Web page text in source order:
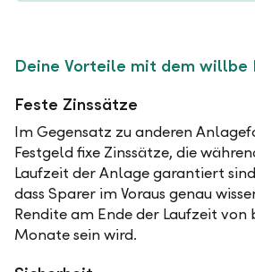
Deine Vorteile mit dem willbe
Feste Zinssätze
Im Gegensatz zu anderen
Festgeld fixe Zinssätze, die
Laufzeit der Anlage garantiert
dass Sparer im Voraus genau
Rendite am Ende der Laufzeit von
Monate sein wird.